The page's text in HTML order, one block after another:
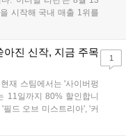
시작해 국내 매출 1위를
콘' 시리즈는 8월 6일 쇼
리 시뮬레이션 '리스토
아진 신작, 지금 주목
재 스팀에서는 '사이버펑
11일까지 80% 할인합니
드 오브 미스트리아', '커
7일 출시된 '마블 투혼'은
1